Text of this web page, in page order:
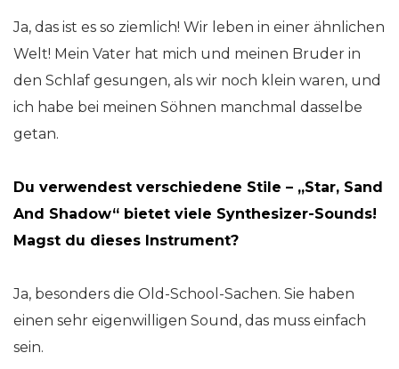
Ja, das ist es so ziemlich! Wir leben in einer ähnlichen
Welt! Mein Vater hat mich und meinen Bruder in
den Schlaf gesungen, als wir noch klein waren, und
ich habe bei meinen Söhnen manchmal dasselbe
getan.
Du verwendest verschiedene Stile – „Star, Sand
And Shadow“ bietet viele Synthesizer-Sounds!
Magst du dieses Instrument?
Ja, besonders die Old-School-Sachen. Sie haben
einen sehr eigenwilligen Sound, das muss einfach
sein.